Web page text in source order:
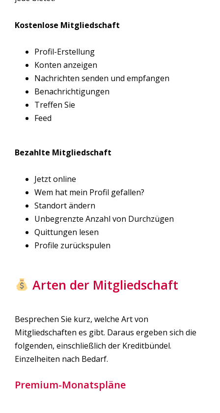
Kostenlose Mitgliedschaft
Profil-Erstellung
Konten anzeigen
Nachrichten senden und empfangen
Benachrichtigungen
Treffen Sie
Feed
Bezahlte Mitgliedschaft
Jetzt online
Wem hat mein Profil gefallen?
Standort ändern
Unbegrenzte Anzahl von Durchzügen
Quittungen lesen
Profile zurückspulen
Arten der Mitgliedschaft
Besprechen Sie kurz, welche Art von
Mitgliedschaften es gibt. Daraus ergeben sich die
folgenden, einschließlich der Kreditbündel.
Einzelheiten nach Bedarf.
Premium-Monatspläne